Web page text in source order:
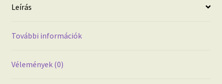
Leírás
További információk
Vélemények (0)